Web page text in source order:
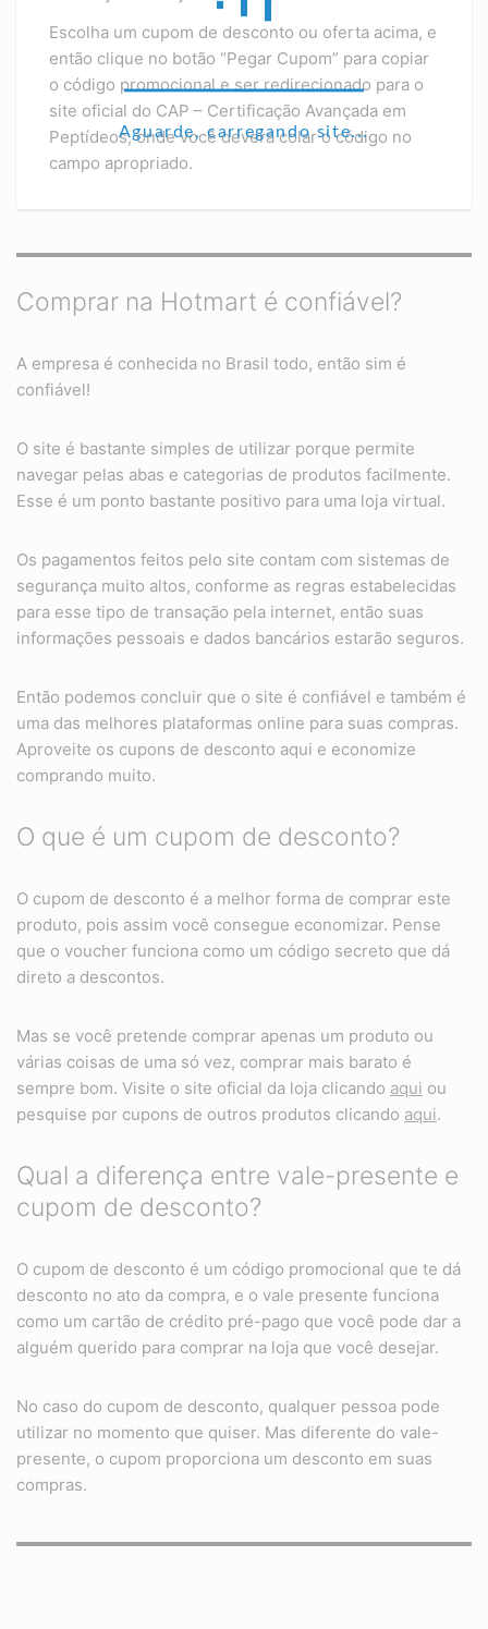
Aguarde, carregando site...
Escolha um cupom de desconto ou oferta acima, e
então clique no botão “Pegar Cupom” para copiar
o código promocional e ser redirecionado para o
site oficial do CAP – Certificação Avançada em
Peptídeos, onde você deverá colar o código no
campo apropriado.
Comprar na Hotmart é confiável?
A empresa é conhecida no Brasil todo, então sim é
confiável!
O site é bastante simples de utilizar porque permite
navegar pelas abas e categorias de produtos facilmente.
Esse é um ponto bastante positivo para uma loja virtual.
Os pagamentos feitos pelo site contam com sistemas de
segurança muito altos, conforme as regras estabelecidas
para esse tipo de transação pela internet, então suas
informações pessoais e dados bancários estarão seguros.
Então podemos concluir que o site é confiável e também é
uma das melhores plataformas online para suas compras.
Aproveite os cupons de desconto aqui e economize
comprando muito.
O que é um cupom de desconto?
O cupom de desconto é a melhor forma de comprar este
produto, pois assim você consegue economizar. Pense
que o voucher funciona como um código secreto que dá
direto a descontos.
Mas se você pretende comprar apenas um produto ou
várias coisas de uma só vez, comprar mais barato é
sempre bom. Visite o site oficial da loja clicando aqui ou
pesquise por cupons de outros produtos clicando aqui.
Qual a diferença entre vale-presente e
cupom de desconto?
O cupom de desconto é um código promocional que te dá
desconto no ato da compra, e o vale presente funciona
como um cartão de crédito pré-pago que você pode dar a
alguém querido para comprar na loja que você desejar.
No caso do cupom de desconto, qualquer pessoa pode
utilizar no momento que quiser. Mas diferente do vale-
presente, o cupom proporciona um desconto em suas
compras.